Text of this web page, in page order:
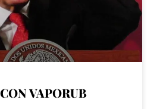
VAPORUB